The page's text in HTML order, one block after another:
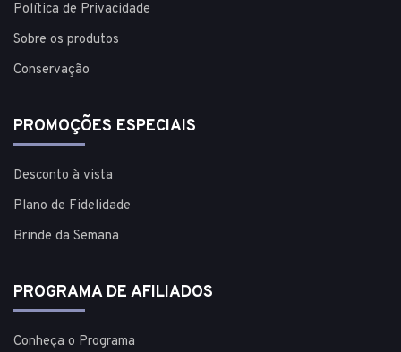
Política de Privacidade
Sobre os produtos
Conservação
PROMOÇÕES ESPECIAIS
Desconto à vista
Plano de Fidelidade
Brinde da Semana
PROGRAMA DE AFILIADOS
Conheça o Programa